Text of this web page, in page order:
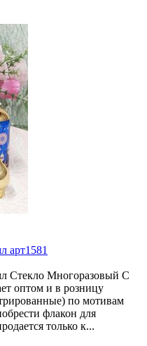
арт1581
Стекло Многоразовый С
оптом и в розницу
по мотивам
флакон для
только к...